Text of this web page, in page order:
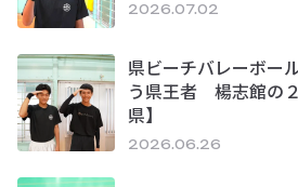
2026.07.02
県ビーチバレーボ
う県王者 楊志館の
県】
2026.06.26